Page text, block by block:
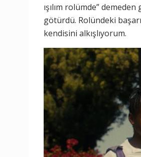
ışılım rolümde”
götürdü. Rolündeki
kendisini alkışlıyorum.